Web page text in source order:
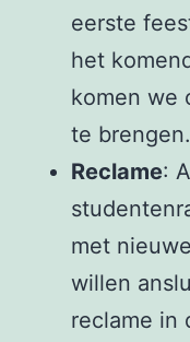
eerste
het
komen we
te brengen.
Reclame:
met
willen
reclame in